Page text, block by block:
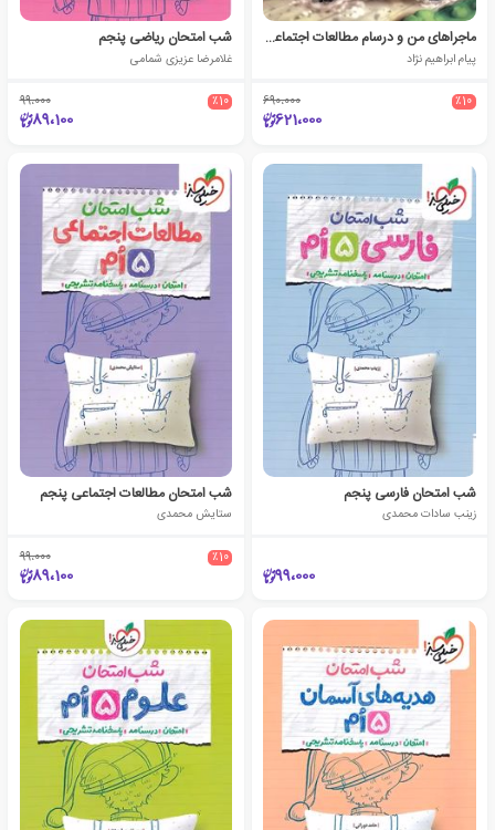
ماجراهای من و درسام مطالعات اجتماعی پنجم دبستان
پیام ابراهیم نژاد
٪10 690،000
621،000
شب امتحان ریاضی پنجم
غلامرضا عزیزی شمامی
٪10 99،000
89،100
شب امتحان فارسی پنجم
زینب سادات محمدی
99،000
شب امتحان مطالعات اجتماعی پنجم
ستایش محمدی
٪10 99،000
89،100